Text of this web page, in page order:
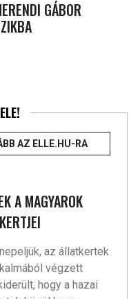
GÁBOR
AZ ELLE.HU-RA
A MAGYAROK
az állatkertek
végzett
hogy a hazai